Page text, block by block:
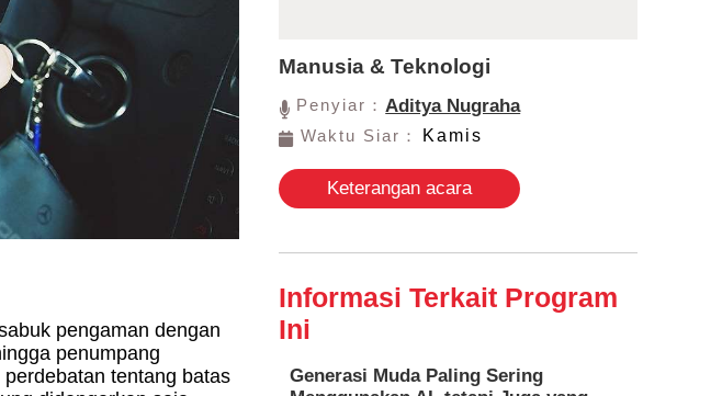
pengaman dengan
penumpang
tentang batas
Manusia & Teknologi
Penyiar： Aditya Nugraha
Waktu Siar： Kamis
Keterangan acara
Informasi Terkait Program
Ini
Generasi Muda Paling Sering